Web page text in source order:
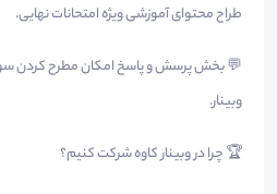
طراح محتوای آموزشی ویژه امتحانات نهایی.
💬 بخش پرسش و پاسخ امکان مطرح کردن
وبینار.
🏆 چرا در وبینار کاوه شرکت کنیم؟